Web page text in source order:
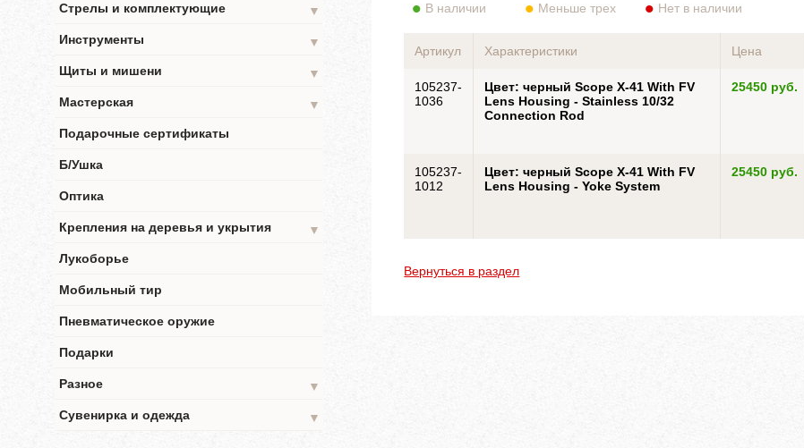
Стрелы и комплектующие
▼
Инструменты
▼
Щиты и мишени
▼
Мастерская
▼
Подарочные сертификаты
Б/Ушка
Оптика
Крепления на деревья и укрытия
▼
Лукоборье
Мобильный тир
Пневматическое оружие
Подарки
Разное
▼
Сувенирка и одежда
▼
В наличии
Меньше трех Нет в наличии
Артикул Характеристики Цена
105237-
1036
Цвет: черный Scope X-41 With FV
Lens Housing - Stainless 10/32
Connection Rod
25450 руб.
105237-
1012
Цвет: черный Scope X-41 With FV
Lens Housing - Yoke System
25450 руб.
Вернуться в раздел